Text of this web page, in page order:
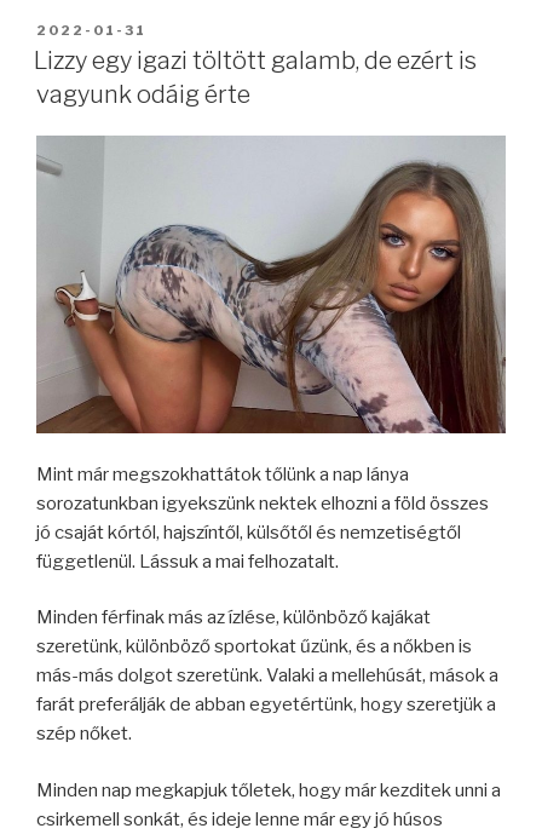
BEKÜLDVE:
2022-01-31
Lizzy egy igazi töltött galamb, de ezért is
vagyunk odáig érte
Mint már megszokhattátok tőlünk a nap lánya
sorozatunkban igyekszünk nektek elhozni a föld összes
jó csaját kórtól, hajszíntől, külsőtől és nemzetiségtől
függetlenül. Lássuk a mai felhozatalt.
Minden férfinak más az ízlése, különböző kajákat
szeretünk, különböző sportokat űzünk, és a nőkben is
más-más dolgot szeretünk. Valaki a mellehúsát, mások a
farát preferálják de abban egyetértünk, hogy szeretjük a
szép nőket.
Minden nap megkapjuk tőletek, hogy már kezditek unni a
csirkemell sonkát, és ideje lenne már egy jó húsos